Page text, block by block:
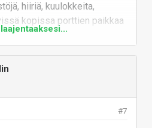
hiiriä, kuulokkeita,
kopissa porttien paikkaa
löytyy sekä
jos on tarkoitus vielä
Oman langallisten
kännyköiden,
hubille poissa näkyvistä
niin että ei tarvitse itse
#7